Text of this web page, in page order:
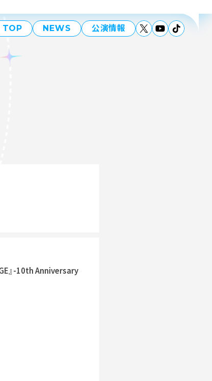
TOP NEWS 公演情報
』-10th Anniversary